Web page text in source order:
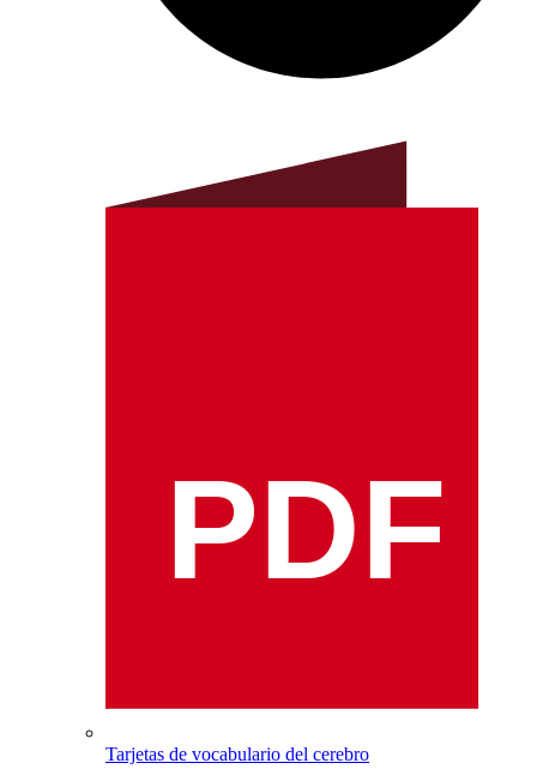
PDF
Tarjetas de vocabulario del cerebro